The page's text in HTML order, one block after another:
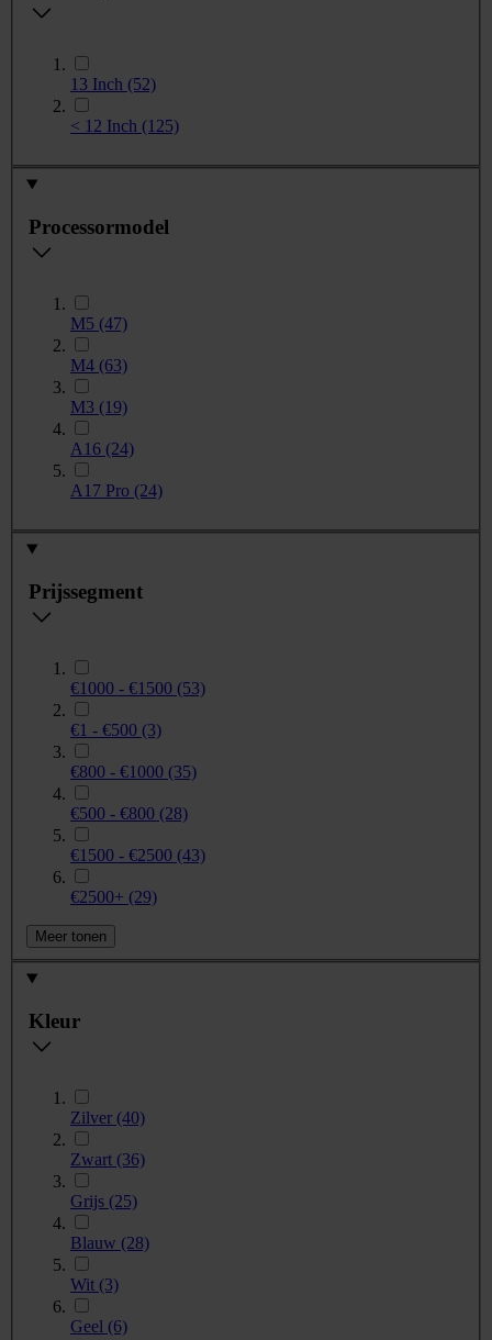
13 Inch (52)
< 12 Inch (125)
Processormodel
M5 (47)
M4 (63)
M3 (19)
A16 (24)
A17 Pro (24)
Prijssegment
€1000 - €1500 (53)
€1 - €500 (3)
€800 - €1000 (35)
€500 - €800 (28)
€1500 - €2500 (43)
€2500+ (29)
Meer tonen
Kleur
Zilver (40)
Zwart (36)
Grijs (25)
Blauw (28)
Wit (3)
Geel (6)